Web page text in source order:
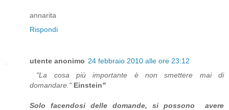
annarita
Rispondi
utente anonimo 24 febbraio 2010 alle ore 23:12
"La cosa più importante è non smettere mai di
domandare." Einstein"
Solo facendosi delle domande, si possono avere